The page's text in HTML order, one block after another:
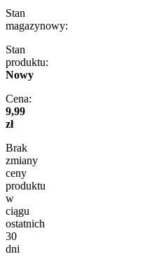
Stan
magazynowy:
Stan
produktu:
Nowy
Cena:
9,99
zł
Brak
zmiany
ceny
produktu
w
ciągu
ostatnich
30
dni